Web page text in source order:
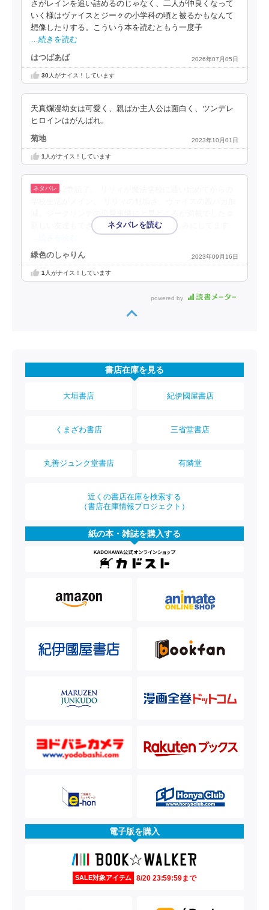
さがレインを追い詰めるのじゃなく、二人が仲良くなって
いく様はヴァイスとジーㇰの小学科の頃と被るかもなんて
想像したりする。こういう本を読むともう一度子
…続きを読む
はつばあば 2026年07月05日
30人がナイス！しています
天真爛漫幼女は可愛く、親ばか主人公は面白く、ツンデレ
ヒロインはがんばれ。
菊地 2023年10月01日
1 人がナイス！しています
新しい友達もできて良かった😊 次巻も楽しみにしてます
緑色のしゃりん 2023年09月16日
1 人がナイス！しています
powered by
書店在庫を見る
大垣書店 紀伊國屋書店
くまざわ書店 三省堂書店
丸善ジュンク堂書店 有隣堂
近くの書店在庫を検索する
（書店在庫情報プロジェクト）
紙の本・雑誌を購入する
電子版を購入
SALE対象アイテム 8/20 23:59:59まで